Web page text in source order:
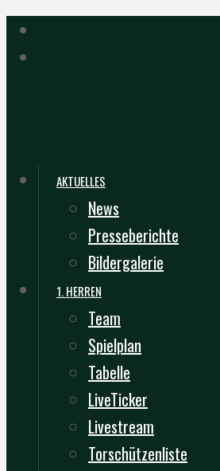
AKTUELLES
News
Presseberichte
Bildergalerie
1. HERREN
Team
Spielplan
Tabelle
LiveTicker
Livestream
Torschützenliste